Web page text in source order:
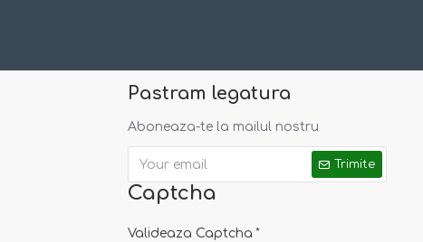
Pastram legatura
Aboneaza-te la mailul nostru
Trimite
Captcha
Valideaza Captcha